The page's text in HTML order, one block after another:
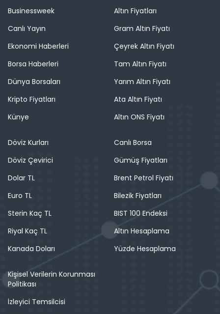
Businessweek
Canlı Yayın
Ekonomi Haberleri
Borsa Haberleri
Dünya Borsaları
Kripto Fiyatları
Künye
Altın Fiyatları
Gram Altın Fiyatı
Çeyrek Altın Fiyatı
Tam Altın Fiyatı
Yarım Altın Fiyatı
Ata Altın Fiyatı
Altın ONS Fiyatı
Döviz Kurları
Döviz Çevirici
Dolar TL
Euro TL
Sterin Kaç TL
Riyal Kaç TL
Kanada Doları
Canlı Borsa
Gümüş Fiyatları
Brent Petrol Fiyatı
Bilezik Fiyatları
BIST 100 Endeksi
Altın Hesaplama
Yüzde Hesaplama
Kişisel Verilerin Korunması
Politikası
İzleyici Temsilcisi